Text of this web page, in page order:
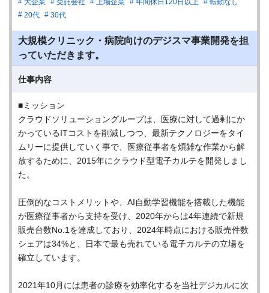
大企業 受託会社 上場企業 年間休日120日以上
転勤なし
20代
30代
大規模クリニック・病院向けのデジスマ事業開発を担
っていただきます。
仕事内容
■ミッション
クラウドソリューショングループは、医療に対して過剰にか
かっているITコストを削減しつつ、最新テクノロジーをタイ
ムリーに提供していく事で、医療従事者を煩雑な作業から解
放するために、2015年にクラウド型電子カルテを開発しまし
た。
圧倒的なコストメリットや、AI自動学習機能を搭載した機能
が医療従事者から支持を受け、2020年からは4年連続で新規
販売台数No.1を達成しており、2024年時点における販売件数
シェアは34%と、日本で最も売れている電子カルテの立場を
確立しています。
2021年10月には患者の診療を効率化するを当社デジカルに次